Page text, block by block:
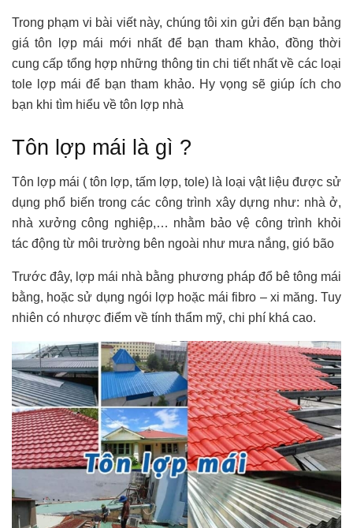
Trong phạm vi bài viết này, chúng tôi xin gửi đến bạn bảng
giá tôn lợp mái mới nhất để bạn tham khảo, đồng thời
cung cấp tổng hợp những thông tin chi tiết nhất về các loại
tole lợp mái để bạn tham khảo. Hy vọng sẽ giúp ích cho
bạn khi tìm hiểu về tôn lợp nhà
Tôn lợp mái là gì ?
Tôn lợp mái ( tôn lợp, tấm lợp, tole) là loại vật liệu được sử
dụng phổ biến trong các công trình xây dựng như: nhà ở,
nhà xưởng công nghiệp,… nhằm bảo vệ công trình khỏi
tác động từ môi trường bên ngoài như mưa nắng, gió bão
Trước đây, lợp mái nhà bằng phương pháp đổ bê tông mái
bằng, hoặc sử dụng ngói lợp hoặc mái fibro – xi măng. Tuy
nhiên có nhược điểm về tính thẩm mỹ, chi phí khá cao.